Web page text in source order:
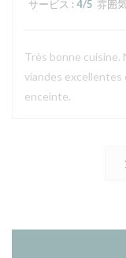
サービス : 4/5 雰囲
Très bonne cuisine.
viandes
enceinte.